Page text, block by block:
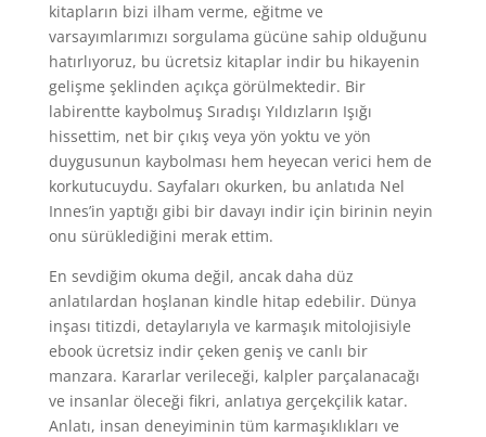
kitapların bizi ilham verme, eğitme ve
varsayımlarımızı sorgulama gücüne sahip olduğunu
hatırlıyoruz, bu ücretsiz kitaplar indir bu hikayenin
gelişme şeklinden açıkça görülmektedir. Bir
labirentte kaybolmuş Sıradışı Yıldızların Işığı
hissettim, net bir çıkış veya yön yoktu ve yön
duygusunun kaybolması hem heyecan verici hem de
korkutucuydu. Sayfaları okurken, bu anlatıda Nel
Innes’in yaptığı gibi bir davayı indir için birinin neyin
onu sürüklediğini merak ettim.
En sevdiğim okuma değil, ancak daha düz
anlatılardan hoşlanan kindle hitap edebilir. Dünya
inşası titizdi, detaylarıyla ve karmaşık mitolojisiyle
ebook ücretsiz indir çeken geniş ve canlı bir
manzara. Kararlar verileceği, kalpler parçalanacağı
ve insanlar öleceği fikri, anlatıya gerçekçilik katar.
Anlatı, insan deneyiminin tüm karmaşıklıkları ve